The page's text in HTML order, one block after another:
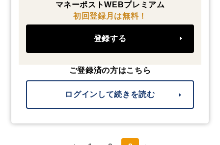
マネーポストWEBプレミアム
初回登録月は無料！
登録する
ご登録済の方はこちら
ログインして続きを読む